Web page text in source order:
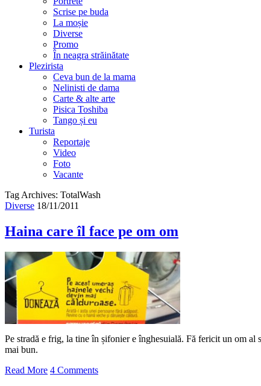
Scrise pe buda
La moșie
Diverse
Promo
În neagra străinătate
Plezirista
Ceva bun de la mama
Nelinisti de dama
Carte & alte arte
Pisica Toshiba
Tango și eu
Turista
Reportaje
Video
Foto
Vacante
Tag Archives: TotalWash
Diverse 18/11/2011
Haina care îl face pe om om
Pe stradă e frig, la tine în șifonier e înghesuială. Fă fericit un om al
mai bun.
Read More 4 Comments